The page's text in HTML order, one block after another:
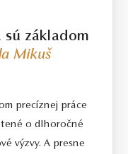
sú základom
Mikuš
precíznej práce
o dlhoročné
výzvy. A presne